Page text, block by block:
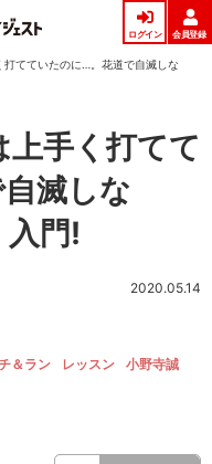
ログイン 会員登録
打てていたのに…。花道で自滅しな
上手く打てて
滅しな
門!
2020.05.14
＆ラン レッスン
小野寺誠